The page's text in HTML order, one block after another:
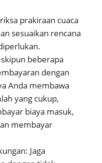
prakiraan cuaca
sesuaikan rencana
beberapa
dengan
Anda membawa
yang cukup,
biaya masuk,
membayar
Jaga